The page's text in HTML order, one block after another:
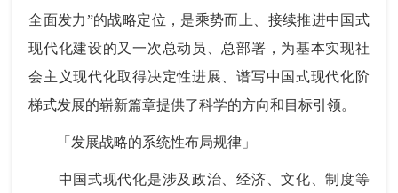
全面发力”的战略定位，是乘势而上、接续推进中国式
现代化建设的又一次总动员、总部署，为基本实现社
会主义现代化取得决定性进展、谱写中国式现代化阶
梯式发展的崭新篇章提供了科学的方向和目标引领。
「发展战略的系统性布局规律」
中国式现代化是涉及政治、经济、文化、制度等